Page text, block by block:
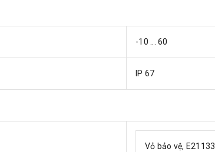
-10 ... 60
IP 67
Vỏ bảo vệ, E21133